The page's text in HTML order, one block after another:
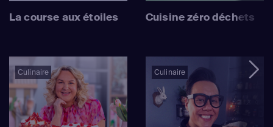
La course aux étoiles Cuisine zéro déchets
Culinaire Culinaire